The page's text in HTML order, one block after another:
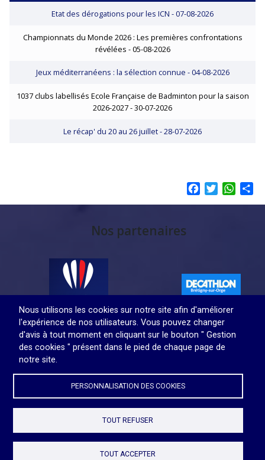
Etat des dérogations pour les ICN - 07-08-2026
Championnats du Monde 2026 : Les premières confrontations
révélées - 05-08-2026
Jeux méditerranéens : la sélection connue - 04-08-2026
1037 clubs labellisés Ecole Française de Badminton pour la saison
2026-2027- 30-07-2026
Le récap' du 20 au 26 juillet- 28-07-2026
FacebookTwitter
Nos partenaires
Site internet propulsé par
Nous utilisons les cookies sur notre site afin d'améliorer
l'expérience de nos utilisateurs. Vous pouvez changer
d'avis à tout moment en cliquant sur le bouton " Gestion
des cookies " présent dans le pied de chaque page de
notre site.
PERSONNALISATION DES COOKIES
TOUT REFUSER
TOUT ACCEPTER